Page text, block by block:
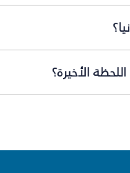
الأخيرة؟